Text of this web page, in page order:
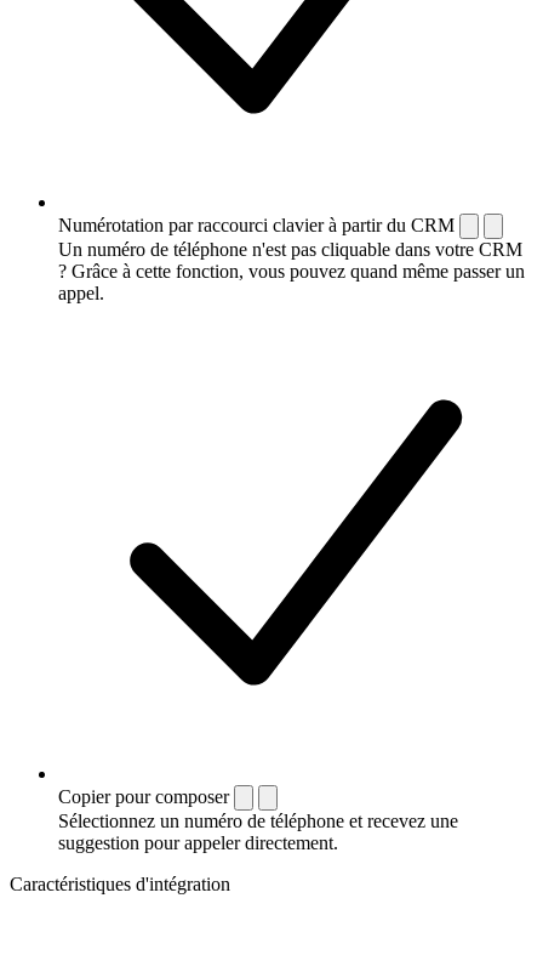
Numérotation par raccourci clavier à partir du CRM
Un numéro de téléphone n'est pas cliquable dans votre CRM
? Grâce à cette fonction, vous pouvez quand même passer un
appel.
Copier pour composer
Sélectionnez un numéro de téléphone et recevez une
suggestion pour appeler directement.
Caractéristiques d'intégration